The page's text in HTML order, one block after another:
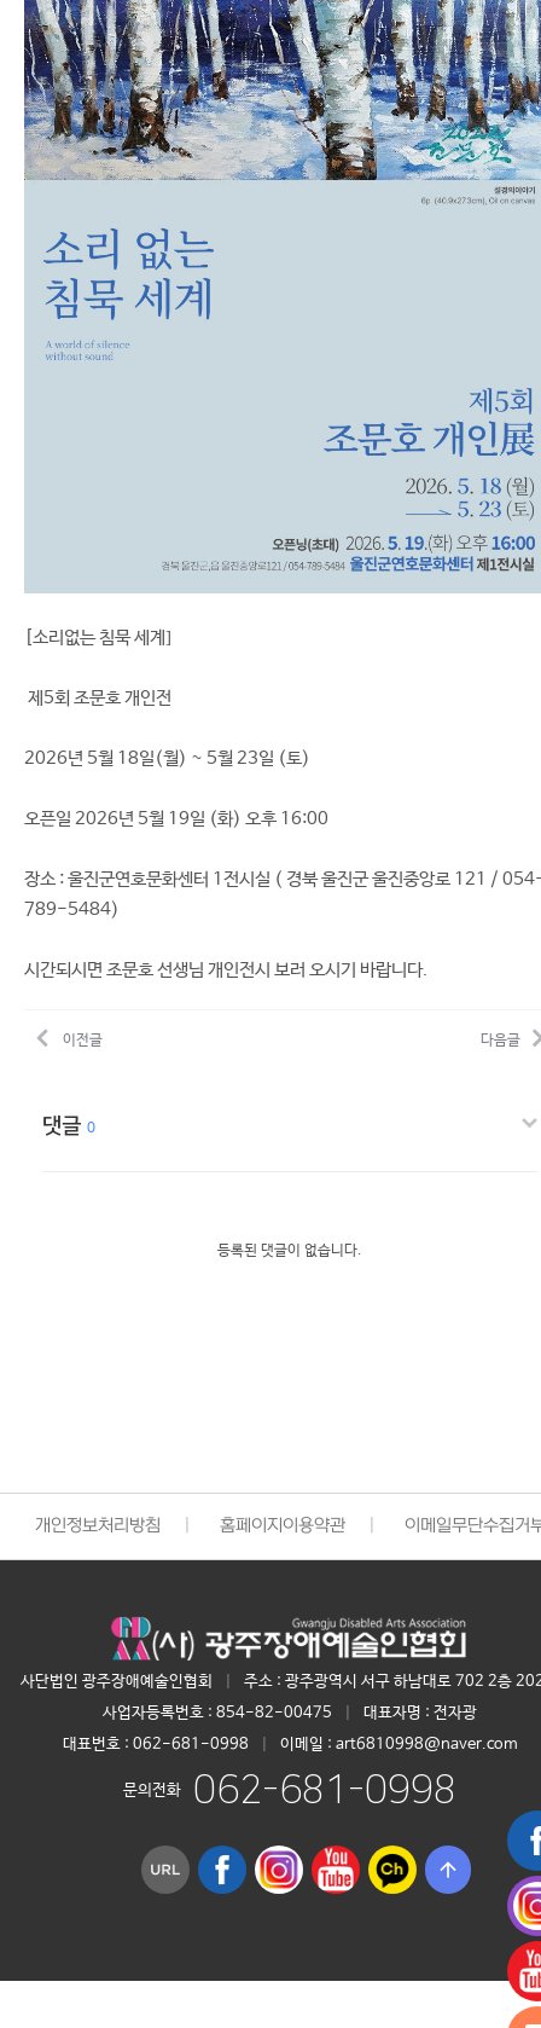
[소리없는 침묵 세계]
제5회 조문호 개인전
2026년 5월 18일(월) ~ 5월 23일 (토)
오픈일 2026년 5월 19일 (화) 오후 16:00
장소 : 울진군연호문화센터 1전시실 ( 경북 울진군 울진중앙로 121 /
789-5484)
시간되시면 조문호 선생님 개인전시 보러 오시기 바랍니다.
이전글 다음글
댓글 0
등록된 댓글이 없습니다.
개인정보처리방침 홈페이지이용약관 이메일무단수집거
사단법인 광주장애예술인협회
주소 : 광주광역시 서구 하남대로 702 2층
사업자등록번호 : 854-82-00475 대표자명 : 전자광
대표번호 : 062-681-0998 이메일 : art6810998@naver.com
문의전화 062-681-0998
arrow_upward